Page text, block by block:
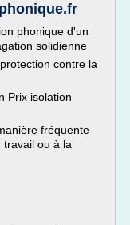
phonique d'un
solidienne
contre la
Prix isolation
fréquente
ou à la